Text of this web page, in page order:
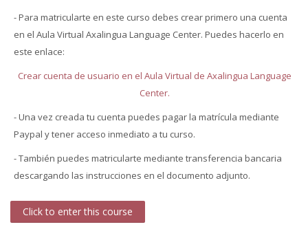
- Para matricularte en este curso debes crear primero una cuenta
en el Aula Virtual Axalingua Language Center. Puedes hacerlo en
este enlace:
Crear cuenta de usuario en el Aula Virtual de Axalingua Language
Center.
- Una vez creada tu cuenta puedes pagar la matrícula mediante
Paypal y tener acceso inmediato a tu curso.
- También puedes matricularte mediante transferencia bancaria
descargando las instrucciones en el documento adjunto.
Click to enter this course